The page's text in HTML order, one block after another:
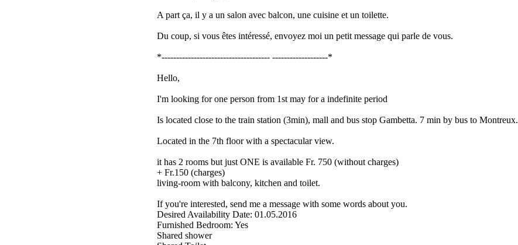
A part ça, il y a un salon avec balcon, une cuisine et un toilette.
Du coup, si vous êtes intéressé, envoyez moi un petit message qui parle de vous.
*------------------------------------- -------------------*
Hello,
I'm looking for one person from 1st may for a indefinite period
Is located close to the train station (3min), mall and bus stop Gambetta. 7 min by bus to Montreux.
Located in the 7th floor with a spectacular view.
it has 2 rooms but just ONE is available Fr. 750 (without charges)
+ Fr.150 (charges)
living-room with balcony, kitchen and toilet.
If you're interested, send me a message with some words about you.
Desired Availability Date: 01.05.2016
Furnished Bedroom: Yes
Shared shower